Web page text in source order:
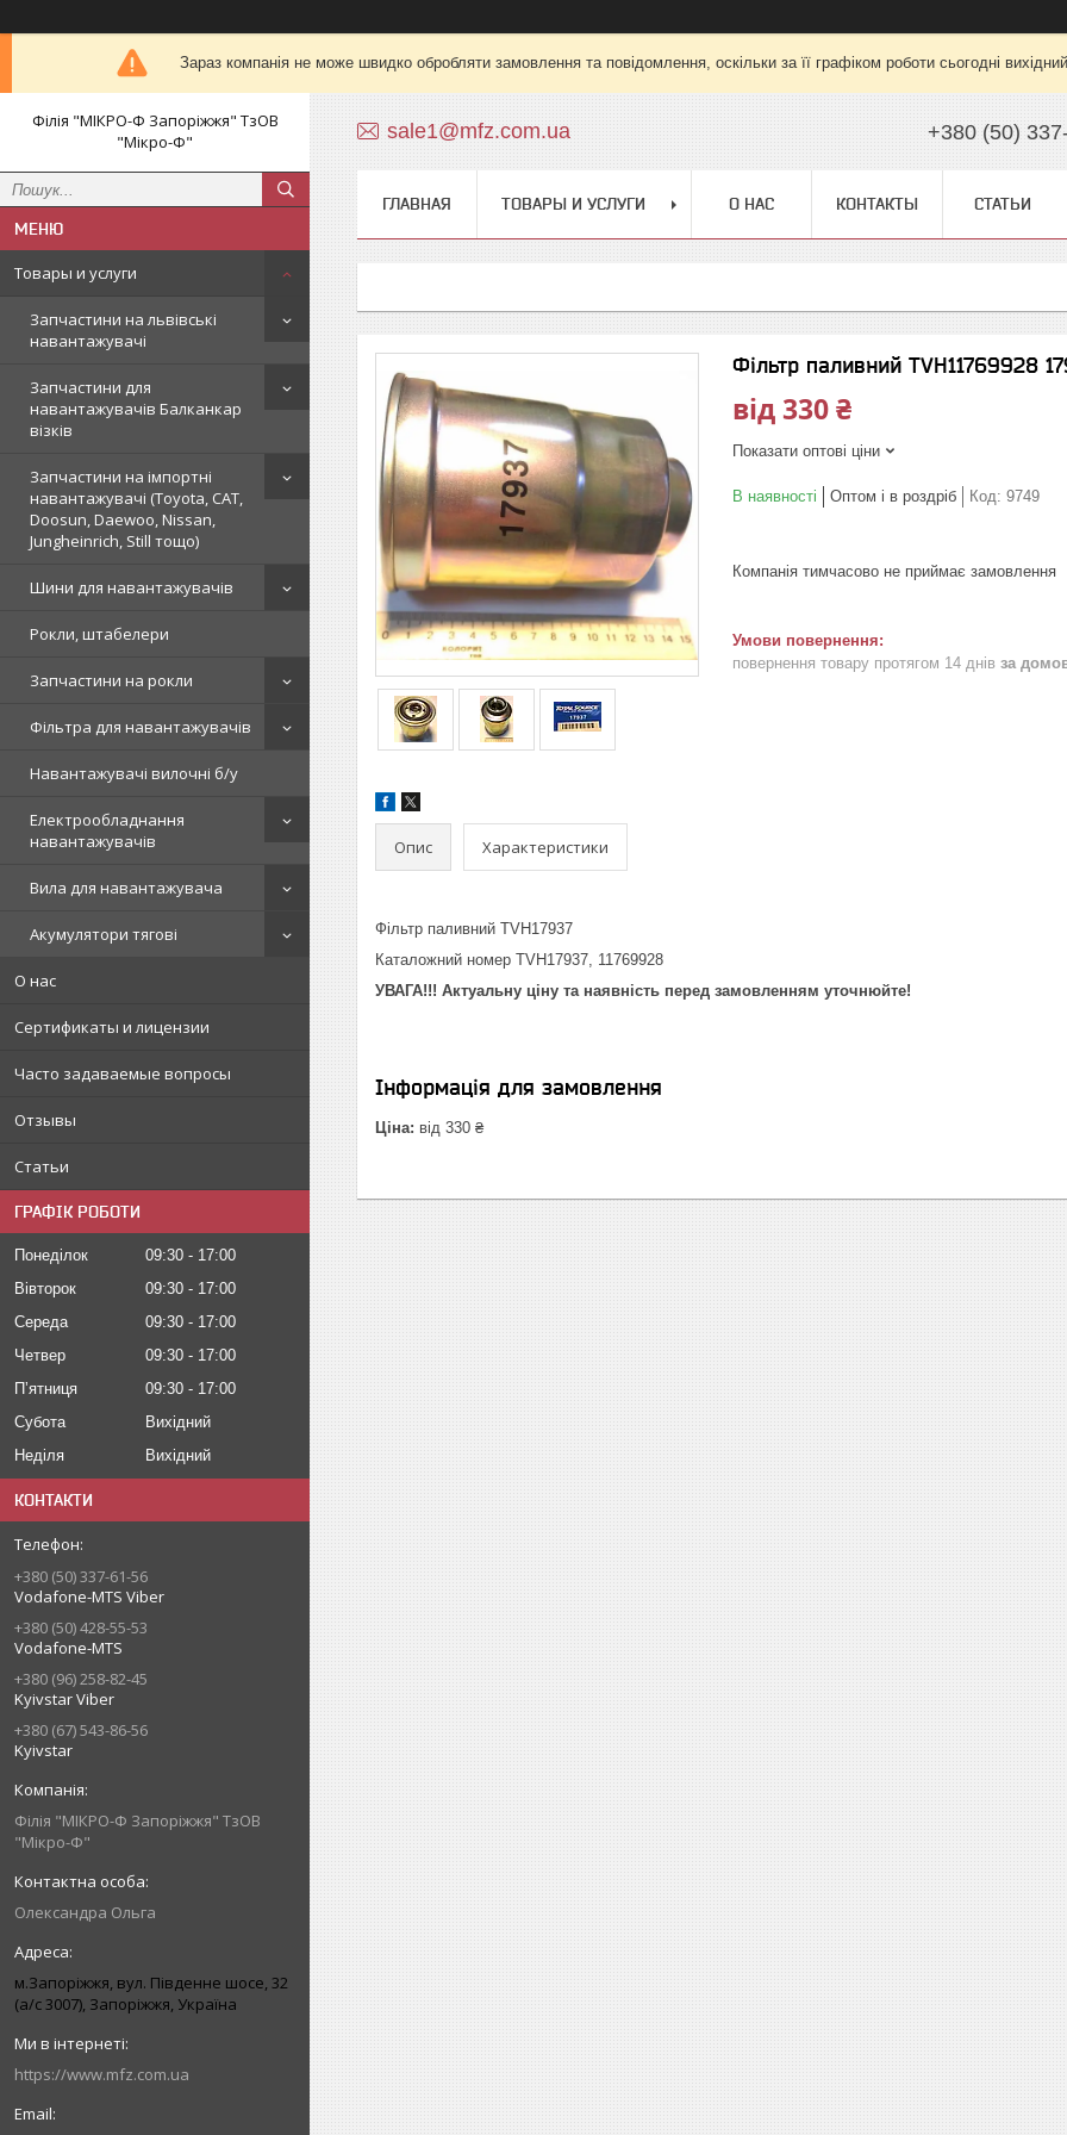
Зараз компанія не може швидко обробляти замовлення та повідомлення, оскільки за її графіком роботи сьогодні
Філія "МІКРО-Ф Запоріжжя" ТзОВ
"Мікро-Ф"
Товары и услуги
Запчастини на львівські
навантажувачі
Запчастини для
навантажувачів Балканкар
візків
Запчастини на імпортні
навантажувачі (Toyota, CAT,
Doosun, Daewoo, Nissan,
Jungheinrich, Still тощо)
Шини для навантажувачів
Рокли, штабелери
Запчастини на рокли
Фільтра для навантажувачів
Навантажувачі вилочні б/у
Електрообладнання
навантажувачів
Вила для навантажувача
Акумулятори тягові
О нас
Сертификаты и лицензии
Часто задаваемые вопросы
Отзывы
Статьи
ГРАФІК РОБОТИ
Понеділок 09:30
17:00
Вівторок
09:30
17:00
Середа
09:30
17:00
Четвер
09:30
17:00
Пʼятниця
09:30
17:00
Субота
Вихідний
Неділя
Вихідний
КОНТАКТИ
+380 (50) 337-61-56
Vodafone-MTS Viber
+380 (50) 428-55-53
Vodafone-MTS
+380 (96) 258-82-45
Kyivstar Viber
+380 (67) 543-86-56
Kyivstar
Філія "МІКРО-Ф Запоріжжя" ТзОВ
"Мікро-Ф"
Олександра Ольга
м.Запоріжжя, вул. Південне шосе, 32
(а/с 3007), Запоріжжя, Україна
https://www.mfz.com.ua
sale1@mfz.com.ua +380 (50)
ГЛАВНАЯ ТОВАРЫ И УСЛУГИ О НАС КОНТАКТЫ СТАТЬИ
Фільтр паливний TVH11769928
від330 ₴
Показати оптові ціни
В наявності Оптом і в роздріб Код: 9749
Компанія тимчасово не приймає замовлення
повернення товару протягом 14 днів за
Опис Характеристики
Фільтр паливний TVH17937
Каталожний номер TVH17937, 11769928
УВАГА!!! Актуальну ціну та наявність перед замовленням уточнюйте!
Інформація для замовлення
Ціна: від 330 ₴